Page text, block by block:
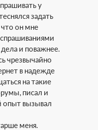
у
задать
что он мне
дела и поважнее.
чрезвычайно
в надежде
на такие
писал и
опыт вызывал
меня.